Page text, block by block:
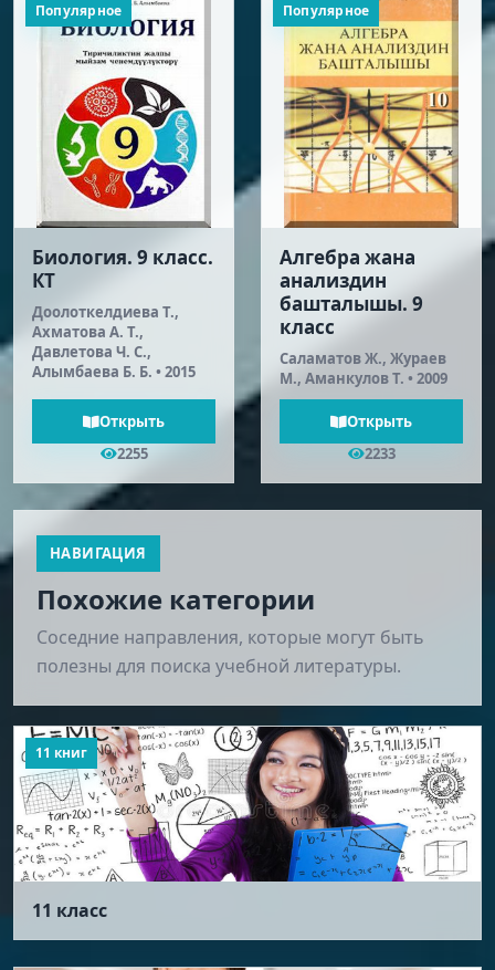
Популярное
Биология. 9 класс.
КТ
Доолоткелдиева Т.,
Ахматова А. Т.,
Давлетова Ч. С.,
Алымбаева Б. Б. • 2015
Открыть
2255
Популярное
Алгебра жана
анализдин
башталышы. 9
класс
Саламатов Ж., Жураев
М., Аманкулов Т. • 2009
Открыть
2233
НАВИГАЦИЯ
Похожие категории
Соседние направления, которые могут быть
полезны для поиска учебной литературы.
11 книг
11 класс